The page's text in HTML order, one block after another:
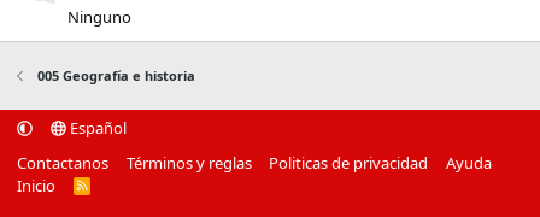
Ninguno
005 Geografía e historia
Español
Contactanos
Términos y reglas Politicas de privacidad
Ayuda
Inicio
R